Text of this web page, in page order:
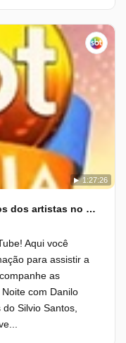
1:27:26
Entrevistas e bastidores exclusivos dos artistas no primeiro dia de SBT Folia
Aqui você
para assistir a
as
com Danilo
Silvio Santos,